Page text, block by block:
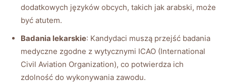
dodatkowych języków obcych, takich jak arabski, może
być atutem.
Badania lekarskie: Kandydaci muszą przejść badania
medyczne zgodne z wytycznymi ICAO (International
Civil Aviation Organization), co potwierdza ich
zdolność do wykonywania zawodu.